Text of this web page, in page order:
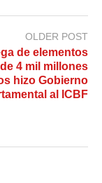
OLDER POST
de elementos
4 mil millones
hizo Gobierno
al ICBF